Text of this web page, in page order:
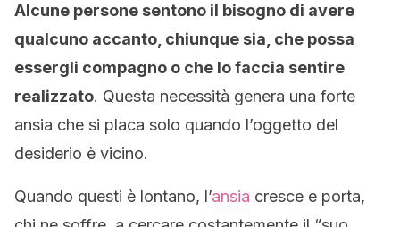
Alcune persone sentono il bisogno di avere
qualcuno accanto, chiunque sia, che possa
essergli compagno o che lo faccia sentire
realizzato. Questa necessità genera una forte
ansia che si placa solo quando l’oggetto del
desiderio è vicino.
Quando questi è lontano, l’ansia cresce e porta,